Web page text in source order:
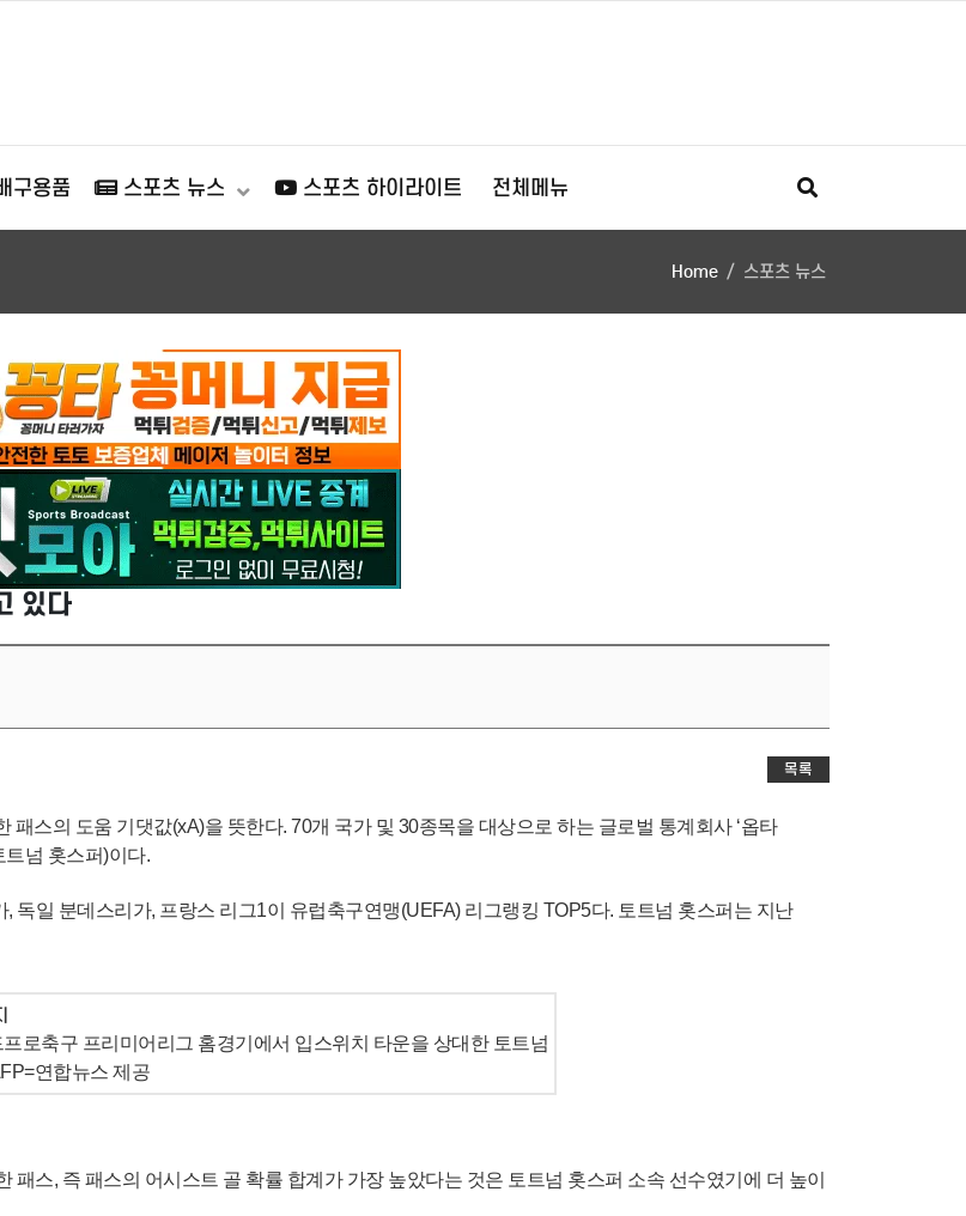
구용품 스포츠 뉴스 스포츠 하이라이트 전체메뉴
Home 스포츠 뉴스
있다
목록
패스의 도움 기댓값(xA)을 뜻한다. 70개 국가 및 30종목을 대상으로 하는 글로벌 통계회사 ‘옵타
트넘 홋스퍼)이다.
독일 분데스리가, 프랑스 리그1이 유럽축구연맹(UEFA) 리그랭킹 TOP5다. 토트넘 홋스퍼는 지난
로축구 프리미어리그 홈경기에서 입스위치 타운을 상대한 토트넘
연합뉴스 제공
스, 즉 패스의 어시스트 골 확률 합계가 가장 높았다는 것은 토트넘 홋스퍼 소속 선수였기에 더 높이